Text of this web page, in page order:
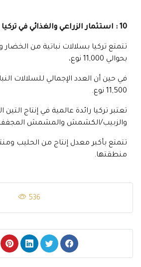
10 : استثمار الزراعي والغذائي في تركيا .
تتمتع تركيا بسلالات نباتية من الخضار
بحوالي 11,000 نوع،
في حين أن العدد الإجمالي للسلالات
11,500 نوع.
تعتبر تركيا رائدة عالمية في إنتاج
والزبيب/الكشمش والمشمش
تتمتع بأكبر معدل إنتاج من الحليب
منطقتها.
536